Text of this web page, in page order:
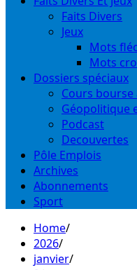
Faits Divers
Jeux
Mots
Mots
Dossiers spéciaux
Cours
Géopolitique
Podcast
Decouvertes
Pôle Emplois
Archives
Abonnements
Sport
Home
2026
janvier